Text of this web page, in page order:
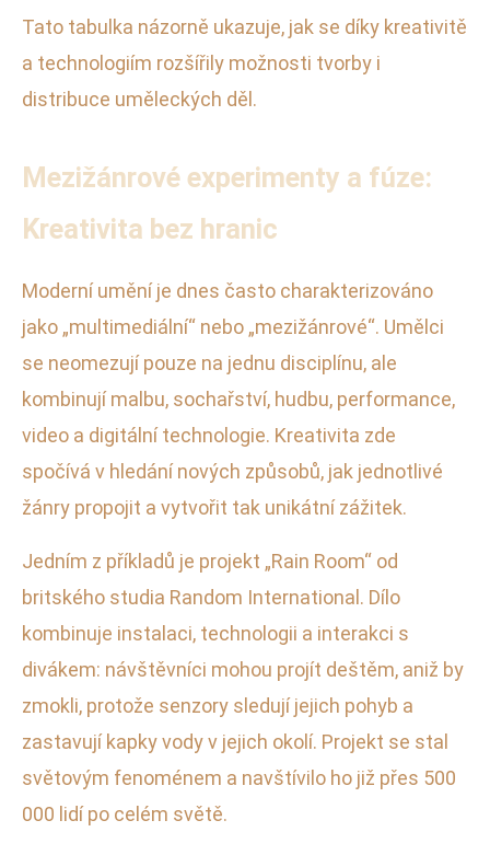
Tato tabulka názorně ukazuje, jak se díky kreativitě
a technologiím rozšířily možnosti tvorby i
distribuce uměleckých děl.
Mezižánrové experimenty a fúze:
Kreativita bez hranic
Moderní umění je dnes často charakterizováno
jako „multimediální“ nebo „mezižánrové“. Umělci
se neomezují pouze na jednu disciplínu, ale
kombinují malbu, sochařství, hudbu, performance,
video a digitální technologie. Kreativita zde
spočívá v hledání nových způsobů, jak jednotlivé
žánry propojit a vytvořit tak unikátní zážitek.
Jedním z příkladů je projekt „Rain Room“ od
britského studia Random International. Dílo
kombinuje instalaci, technologii a interakci s
divákem: návštěvníci mohou projít deštěm, aniž by
zmokli, protože senzory sledují jejich pohyb a
zastavují kapky vody v jejich okolí. Projekt se stal
světovým fenoménem a navštívilo ho již přes 500
000 lidí po celém světě.